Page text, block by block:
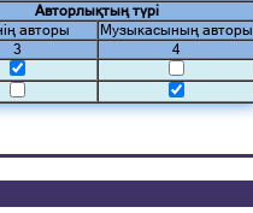
Авторлықтың түрі
авторы
Музыкасының авторы
3 4